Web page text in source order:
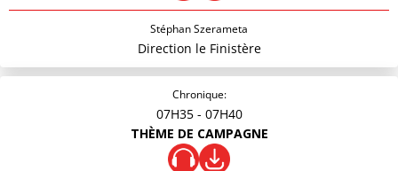
Stéphan Szerameta
Direction le Finistère
Chronique:
07H35 - 07H40
THÈME DE CAMPAGNE